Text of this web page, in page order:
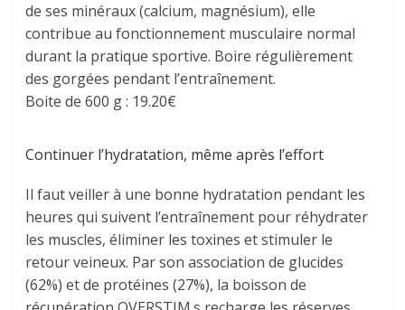
de ses minéraux (calcium, magnésium), elle
contribue au fonctionnement musculaire normal
durant la pratique sportive. Boire régulièrement
des gorgées pendant l’entraînement.
Boite de 600 g : 19.20€
Continuer l’hydratation, même après l’effort
Il faut veiller à une bonne hydratation pendant les
heures qui suivent l’entraînement pour réhydrater
les muscles, éliminer les toxines et stimuler le
retour veineux. Par son association de glucides
(62%) et de protéines (27%), la boisson de